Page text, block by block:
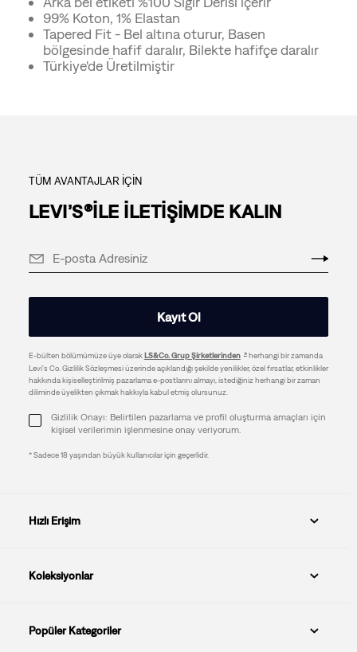
99% Koton, 1% Elastan
Tapered Fit - Bel altına oturur, Basen
bölgesinde hafif daralır, Bilekte hafifçe daralır
Türkiye'de Üretilmiştir
TÜM AVANTAJLAR İÇİN
LEVI’S®İLE İLETİŞİMDE KALIN
Kayıt Ol
E-bülten bölümümüze üye olarakLS&Co. Grup Şirketlerinden
herhangi bir zamanda
Levi's Co. Gizlilik Sözleşmesi üzerinde açıklandığı şekilde yenilikler, özel fırsatlar, etkinlikler
hakkında kişiselleştirilmiş pazarlama e-postlarını almayı, istediğiniz herhangi bir zaman
diliminde üyelikten çıkmak hakkıyla kabul etmiş olursunuz.
Gizlilik Onayı: Belirtilen pazarlama ve profil oluşturma amaçları için
kişisel verilerimin işlenmesine onay veriyorum.
* Sadece 18 yaşından büyük kullanıcılar için geçerlidir.
Hızlı Erişim
Koleksiyonlar
Popüler Kategoriler